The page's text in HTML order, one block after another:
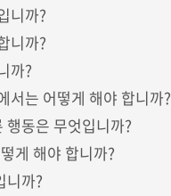
니까?
니까?
까?
서는 어떻게 해야 합니까?
행동은 무엇입니까?
게 해야 합니까?
니까?